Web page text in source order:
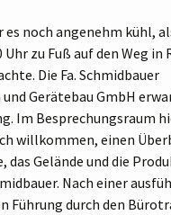
es noch angenehm kühl,
Uhr zu Fuß auf den Weg in
Die Fa. Schmidbauer
Gerätebau GmbH
Im Besprechungsraum
willkommen, einen
das Gelände und die
Nach einer
Führung durch den